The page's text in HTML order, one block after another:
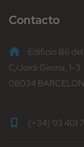
Contacto
Edificio B6
C/Jordi Girona, 1-3
08034
(+34) 93 401